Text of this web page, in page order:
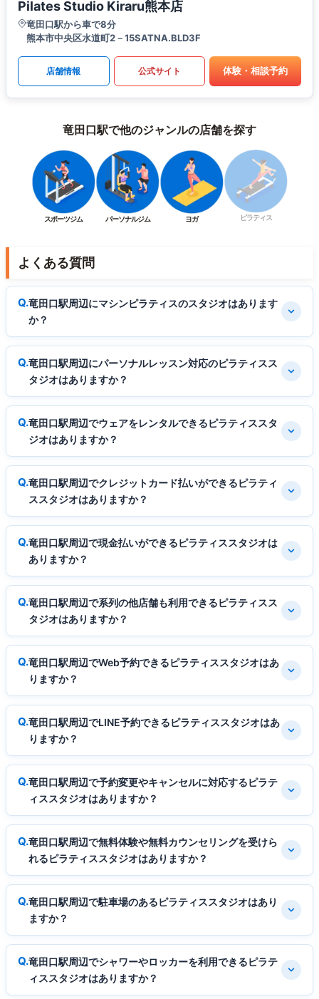
Pilates Studio Kiraru熊本店
竜田口駅から車で8分
熊本市中央区水道町2－15SATNA.BLD3F
店舗情報 公式サイト 体験・相談予約
竜田口駅で他のジャンルの店舗を探す
スポーツジム パーソナルジム ヨガ ピラティス
よくある質問
竜田口駅周辺にマシンピラティスのスタジオはあります
か？
竜田口駅周辺にパーソナルレッスン対応のピラティスス
タジオはありますか？
竜田口駅周辺でウェアをレンタルできるピラティススタ
ジオはありますか？
竜田口駅周辺でクレジットカード払いができるピラティ
ススタジオはありますか？
竜田口駅周辺で現金払いができるピラティススタジオは
ありますか？
竜田口駅周辺で系列の他店舗も利用できるピラティスス
タジオはありますか？
竜田口駅周辺でWeb予約できるピラティススタジオはあ
りますか？
竜田口駅周辺でLINE予約できるピラティススタジオはあ
りますか？
竜田口駅周辺で予約変更やキャンセルに対応するピラテ
ィススタジオはありますか？
竜田口駅周辺で無料体験や無料カウンセリングを受けら
れるピラティススタジオはありますか？
竜田口駅周辺で駐車場のあるピラティススタジオはあり
ますか？
竜田口駅周辺でシャワーやロッカーを利用できるピラテ
ィススタジオはありますか？